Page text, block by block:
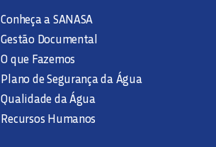
Conheça a SANASA
Gestão Documental
O que Fazemos
Plano de Segurança da Água
Qualidade da Água
Recursos Humanos